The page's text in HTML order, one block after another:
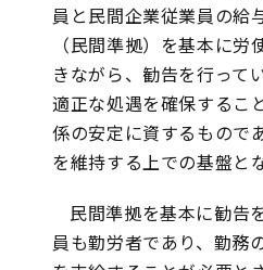
員と民間企業従業員の給
（民間準拠）を基本に
きながら、勧告を行って
適正な処遇を確保するこ
係の安定に資するもので
を維持する上での基盤と
民間準拠を基本に勧告
員も勤労者であり、勤務